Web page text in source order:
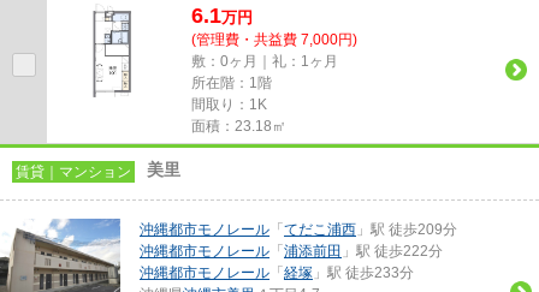
6.1万円
(管理費・共益費 7,000円)
敷：0ヶ月｜礼：1ヶ月
所在階：1階
間取り：1K
面積：23.18㎡
賃貸｜マンション 美里
沖縄都市モノレール 「 てだこ浦西 」駅 徒歩209分
沖縄都市モノレール 「 浦添前田 」駅 徒歩222分
沖縄都市モノレール 「 経塚 」駅 徒歩233分